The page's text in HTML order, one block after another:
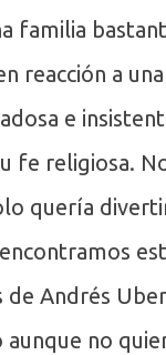
familia
reacción a
e
fe religiosa.
quería
de Andrés
aunque no